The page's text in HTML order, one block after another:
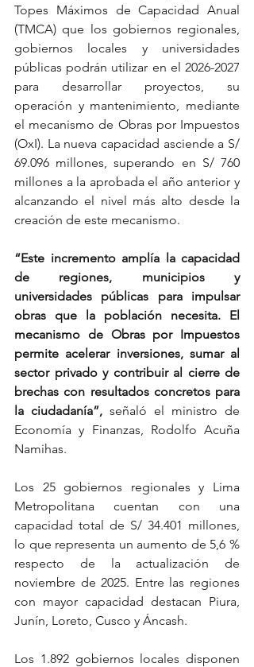
Topes Máximos de Capacidad Anual
(TMCA) que los gobiernos regionales,
gobiernos locales y universidades
públicas podrán utilizar en el 2026-2027
para desarrollar proyectos, su
operación y mantenimiento, mediante
el mecanismo de Obras por Impuestos
(OxI). La nueva capacidad asciende a S/
69.096 millones, superando en S/ 760
millones a la aprobada el año anterior y
alcanzando el nivel más alto desde la
creación de este mecanismo.
“Este incremento amplía la capacidad
de regiones, municipios y
universidades públicas para impulsar
obras que la población necesita. El
mecanismo de Obras por Impuestos
permite acelerar inversiones, sumar al
sector privado y contribuir al cierre de
brechas con resultados concretos para
la ciudadanía”, señaló el ministro de
Economía y Finanzas, Rodolfo Acuña
Namihas.
Los 25 gobiernos regionales y Lima
Metropolitana cuentan con una
capacidad total de S/ 34.401 millones,
lo que representa un aumento de 5,6 %
respecto de la actualización de
noviembre de 2025. Entre las regiones
con mayor capacidad destacan Piura,
Junín, Loreto, Cusco y Áncash.
Los 1.892 gobiernos locales disponen